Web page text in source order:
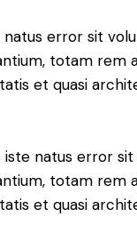
natus error sit
totam rem
et quasi
iste natus error
totam rem
et quasi